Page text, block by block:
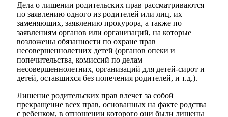
Дела о лишении родительских прав рассматриваются
по заявлению одного из родителей или лиц, их
заменяющих, заявлению прокурора, а также по
заявлениям органов или организаций, на которые
возложены обязанности по охране прав
несовершеннолетних детей (органов опеки и
попечительства, комиссий по делам
несовершеннолетних, организаций для детей-сирот и
детей, оставшихся без попечения родителей, и т.д.).
Лишение родительских прав влечет за собой
прекращение всех прав, основанных на факте родства
с ребенком, в отношении которого они были лишены